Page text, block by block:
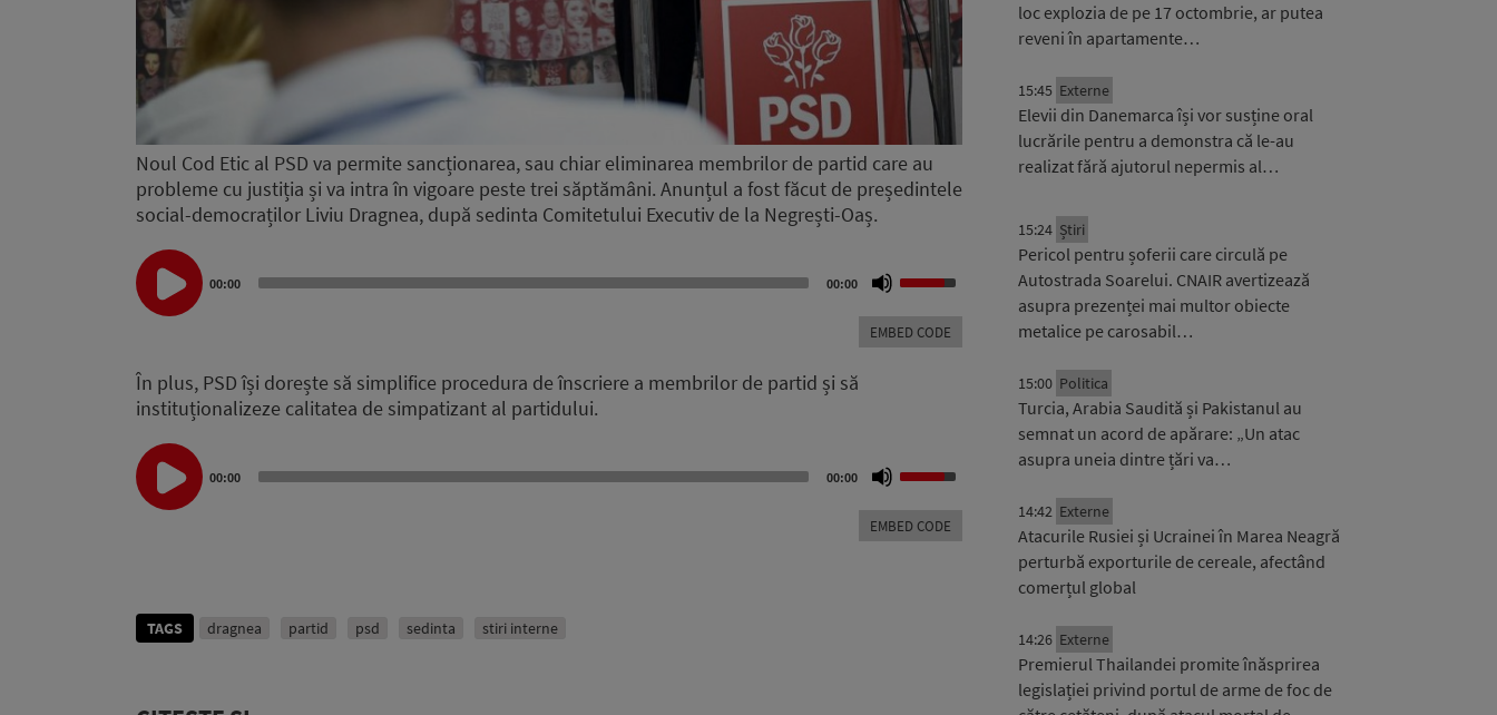
Noul Cod Etic al PSD va permite sancționarea, sau chiar eliminarea membrilor de partid care au
probleme cu justiția și va intra în vigoare peste trei săptămâni. Anunțul a fost făcut de președintele
social-democraților Liviu Dragnea, după sedinta Comitetului Executiv de la Negrești-Oaș.
Audio
Player
00:00 00:00
Up/Down
keys
EMBED CODE
În plus, PSD își dorește să simplifice procedura de înscriere a membrilor de partid și să
instituționalizeze calitatea de simpatizant al partidului.
Audio
Player
00:00 00:00
Up/Down
keys
EMBED CODE
TAGS dragnea partid psd sedinta stiri interne
loc explozia de pe 17 octombrie, ar putea
reveni în apartamente…
15:45 Externe
Elevii din Danemarca își vor susține oral
lucrările pentru a demonstra că le-au
realizat fără ajutorul nepermis al…
15:24 Știri
Pericol pentru șoferii care circulă pe
Autostrada Soarelui. CNAIR avertizează
asupra prezenței mai multor obiecte
metalice pe carosabil…
15:00 Politica
Turcia, Arabia Saudită și Pakistanul au
semnat un acord de apărare: „Un atac
asupra uneia dintre țări va…
14:42 Externe
Atacurile Rusiei și Ucrainei în Marea Neagră
perturbă exporturile de cereale, afectând
comerțul global
14:26 Externe
Premierul Thailandei promite înăsprirea
legislației privind portul de arme de foc de